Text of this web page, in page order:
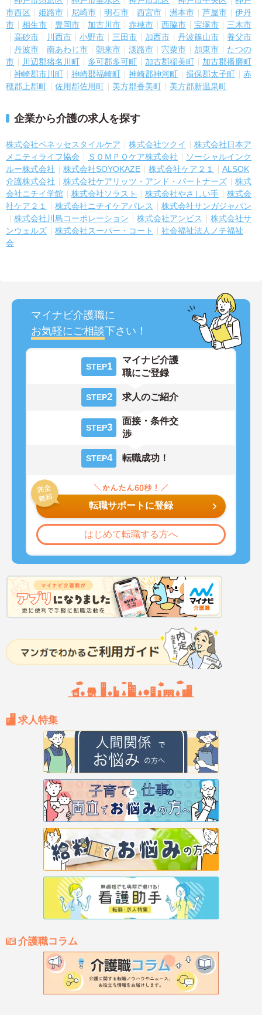
市西区
姫路市 尼崎市 明石市 西宮市 洲本市 芦屋市
伊丹
市
相生市 豊岡市 加古川市 赤穂市 西脇市 宝塚市
三木市
高砂市
川西市 小野市 三田市 加西市 丹波篠山市
養父市
丹波市
南あわじ市 朝来市 淡路市 宍粟市 加東市
たつの
市
川辺郡猪名川町 多可郡多可町 加古郡稲美町
加古郡播磨町
神崎郡市川町
神崎郡福崎町 神崎郡神河町 揖保郡太子町
赤
穂郡上郡町
佐用郡佐用町 美方郡香美町 美方郡新温泉町
企業から介護の求人を探す
株式会社ベネッセスタイルケア 株式会社ツクイ
株式会社日本ア
メニティライフ協会
ＳＯＭＰＯケア株式会社
ソーシャルインク
ルー株式会社
株式会社SOYOKAZE 株式会社ケア２１
ALSOK
介護株式会社
株式会社ケアリッツ・アンド・パートナーズ
株式
会社ニチイ学館
株式会社ソラスト 株式会社やさしい手
株式会
社ケア２１
株式会社ニチイケアパレス
株式会社サンガジャパン
株式会社川島コーポレーション
株式会社アンビス
株式会社サ
ンウェルズ
株式会社スーパー・コート
社会福祉法人ノテ福祉
会
マイナビ介護職に
お気軽にご相談下さい！
STEP1
マイナビ介護
職にご登録
STEP2 求人のご紹介
STEP3
面接・条件交
渉
STEP4 転職成功！
転職サポートに登録
はじめて転職する方へ
求人特集
介護職コラム